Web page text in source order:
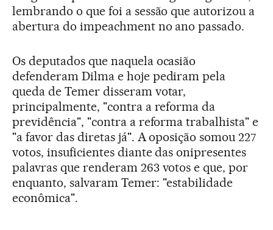
lembrando o que foi a sessão que autorizou a
abertura do impeachment no ano passado.
Os deputados que naquela ocasião
defenderam Dilma e hoje pediram pela
queda de Temer disseram votar,
principalmente, "contra a reforma da
previdência", "contra a reforma trabalhista" e
"a favor das diretas já". A oposição somou 227
votos, insuficientes diante das onipresentes
palavras que renderam 263 votos e que, por
enquanto, salvaram Temer: "estabilidade
econômica".